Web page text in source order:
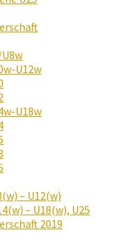
U12w
U18w
– U12(w)
– U18(w), U25
2019